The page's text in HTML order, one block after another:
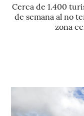
Cerca de 1.400
de semana al no
zona